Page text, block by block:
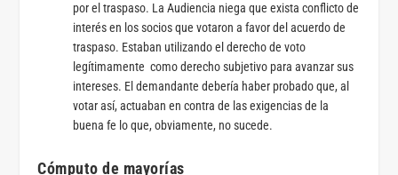
por el traspaso. La Audiencia niega que exista conflicto de
interés en los socios que votaron a favor del acuerdo de
traspaso. Estaban utilizando el derecho de voto
legítimamente como derecho subjetivo para avanzar sus
intereses. El demandante debería haber probado que, al
votar así, actuaban en contra de las exigencias de la
buena fe lo que, obviamente, no sucede.
Cómputo de mayorías